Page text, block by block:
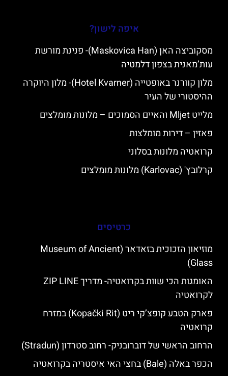
איפה לישון?
מסקוביצה האן (Maskovica Han)- פנינת מורשת
עות’מאנית בצפון דלמטיה
מלון קוורנר באופטייה (Hotel Kvarner)- מלון היוקרה
ההיסטורי של העיר
מלייט Mljet והאיים הסמוכים – מלונות מומלצים
פאזין – דירות מומלצות
קרואטיה מלונות בסלוני
קרלובץ' (Karlovac) מלונות מומלצים
כרטיסים
מוזיאון הזכוכית בזאדאר (Museum of Ancient
Glass)
האומגות הכי שוות בקרואטיה- מדריך ZIP LINE
לקרואטיה
פארק הטבע קופצ’קי ריט (Kopački Rit) במזרח
קרואטיה
הרחוב הראשי של דוברובניק- רחוב סטרדון (Stradun)
הכפר באלה (Bale) בחצי האי איסטריה בקרואטיה